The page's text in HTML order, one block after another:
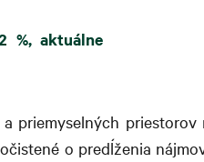
%, aktuálne
priemyselných priestorov
o predĺženia